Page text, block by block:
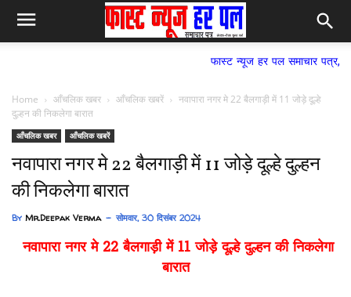
फास्ट न्यूज हर पल समाचार पत्र,
Home आँचलिक खबर आँचलिक खबरें
नवापारा नगर मे 22 बैलगाड़ी में 11 जोड़े दूल्हे
दुल्हन की निकलेगा बारात
आँचलिक खबर आँचलिक खबरें
नवापारा नगर मे 22 बैलगाड़ी में 11 जोड़े दूल्हे दुल्हन
की निकलेगा बारात
By Mr.Deepak Verma सोमवार, 30 दिसंबर 2024
नवापारा नगर मे 22 बैलगाड़ी में 11 जोड़े दूल्हे दुल्हन की निकलेगा
बारात